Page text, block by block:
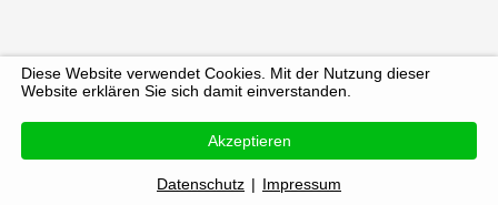
Diese Website verwendet Cookies. Mit der Nutzung dieser
Website erklären Sie sich damit einverstanden.
Akzeptieren
Datenschutz | Impressum